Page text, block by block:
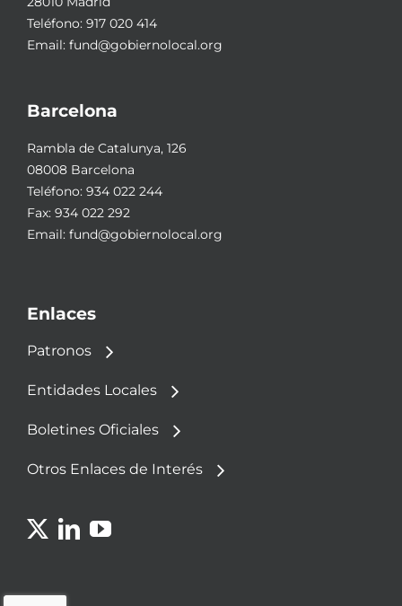
Teléfono: 917 020 414
Email: fund@gobiernolocal.org
Barcelona
Rambla de Catalunya, 126
08008 Barcelona
Teléfono: 934 022 244
Fax: 934 022 292
Email: fund@gobiernolocal.org
Enlaces
Patronos
Entidades Locales
Boletines Oficiales
Otros Enlaces de Interés